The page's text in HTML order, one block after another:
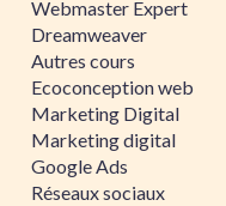
Webmaster Expert
Dreamweaver
Autres cours
Ecoconception web
Marketing Digital
Marketing digital
Google Ads
Réseaux sociaux